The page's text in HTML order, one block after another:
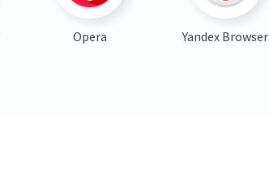
Opera Yandex Browser